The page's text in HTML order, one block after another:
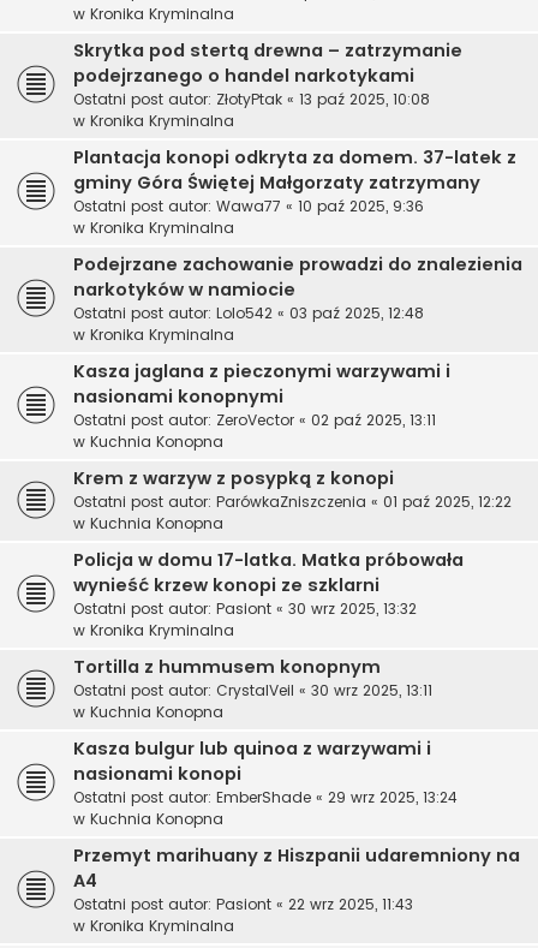
w Kronika Kryminalna
Skrytka pod stertą drewna – zatrzymanie
podejrzanego o handel narkotykami
Ostatni post autor: ZłotyPtak « 13 paź 2025, 10:08
w Kronika Kryminalna
Plantacja konopi odkryta za domem. 37-latek z
gminy Góra Świętej Małgorzaty zatrzymany
Ostatni post autor: Wawa77 « 10 paź 2025, 9:36
w Kronika Kryminalna
Podejrzane zachowanie prowadzi do znalezienia
narkotyków w namiocie
Ostatni post autor: Lolo542 « 03 paź 2025, 12:48
w Kronika Kryminalna
Kasza jaglana z pieczonymi warzywami i
nasionami konopnymi
Ostatni post autor: ZeroVector « 02 paź 2025, 13:11
w Kuchnia Konopna
Krem z warzyw z posypką z konopi
Ostatni post autor: ParówkaZniszczenia « 01 paź 2025, 12:22
w Kuchnia Konopna
Policja w domu 17-latka. Matka próbowała
wynieść krzew konopi ze szklarni
Ostatni post autor: Pasiont « 30 wrz 2025, 13:32
w Kronika Kryminalna
Tortilla z hummusem konopnym
Ostatni post autor: CrystalVeil « 30 wrz 2025, 13:11
w Kuchnia Konopna
Kasza bulgur lub quinoa z warzywami i
nasionami konopi
Ostatni post autor: EmberShade « 29 wrz 2025, 13:24
w Kuchnia Konopna
Przemyt marihuany z Hiszpanii udaremniony na
A4
Ostatni post autor: Pasiont « 22 wrz 2025, 11:43
w Kronika Kryminalna